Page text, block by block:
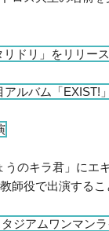
ドリ」をリリース
ルバム「EXIST!
のキラ君」にエ
師役で出演する
ジアムワンマン